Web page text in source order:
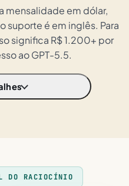
mensalidade em dólar,
suporte é em inglês. Para
significa R$ 1.200+ por
ao GPT-5.5.
DO RACIOCÍNIO